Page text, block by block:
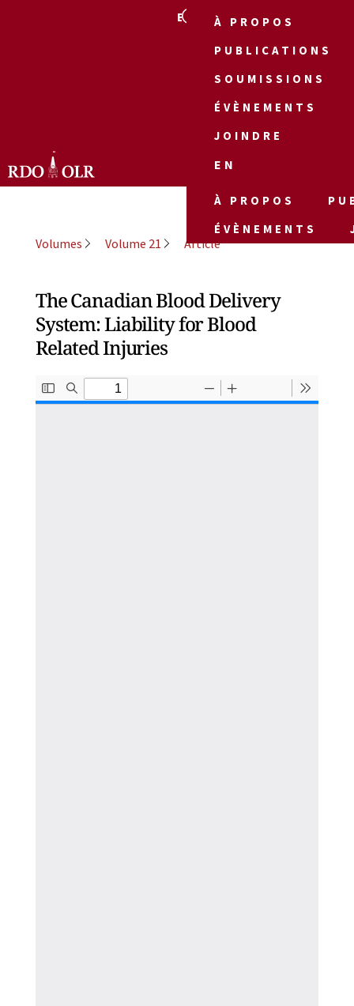
EN
À PROPOS
PUBLICATIONS
SOUMISSIONS
ÉVÈNEMENTS
JOINDRE
EN
À PROPOS
ÉVÈNEMENTS
Volumes Volume 21 Article
The Canadian Blood Delivery
System: Liability for Blood
Related Injuries